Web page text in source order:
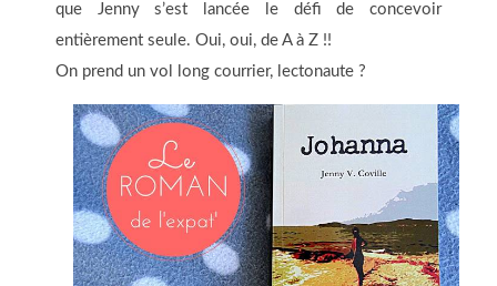
que Jenny s’est lancée le défi de concevoir
entièrement seule. Oui, oui, de A à Z !!
On prend un vol long courrier, lectonaute ?